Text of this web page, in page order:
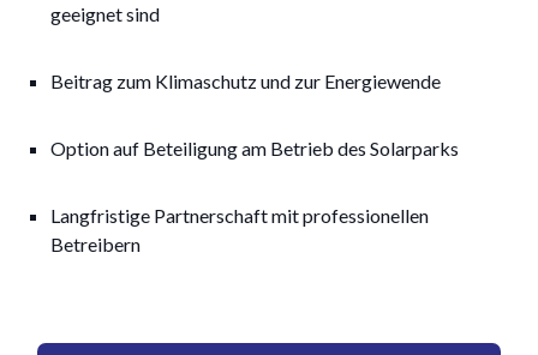
geeignet sind
Beitrag zum Klimaschutz und zur Energiewende
Option auf Beteiligung am Betrieb des Solarparks
Langfristige Partnerschaft mit professionellen
Betreibern